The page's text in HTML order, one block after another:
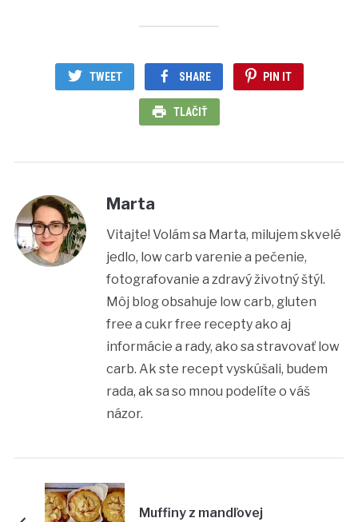
TWEET SHARE PIN IT
TLAČIŤ
Marta
Vitajte! Volám sa Marta, milujem skvelé
jedlo, low carb varenie a pečenie,
fotografovanie a zdravý životný štýl.
Môj blog obsahuje low carb, gluten
free a cukr free recepty ako aj
informácie a rady, ako sa stravovať low
carb. Ak ste recept vyskúšali, budem
rada, ak sa so mnou podelíte o váš
názor.
Muffiny z mandľovej